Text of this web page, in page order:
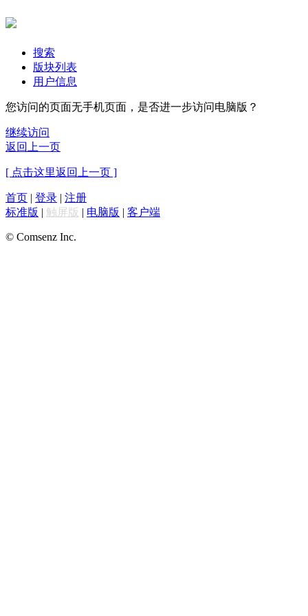
搜索
版块列表
用户信息
您访问的页面无手机页面，是否进一步访问电脑版？
继续访问
返回上一页
[ 点击这里返回上一页 ]
首页 | 登录 | 注册
标准版 | 触屏版 | 电脑版 | 客户端
© Comsenz Inc.